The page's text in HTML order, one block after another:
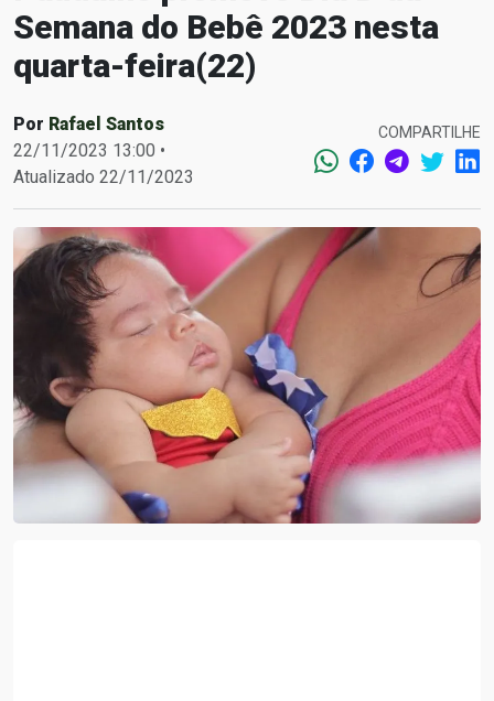
Semana do Bebê 2023 nesta
quarta-feira(22)
Por Rafael Santos
22/11/2023 13:00 •
Atualizado 22/11/2023
COMPARTILHE